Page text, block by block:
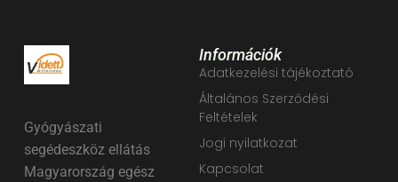
Gyógyászati
segédeszköz ellátás
Magyarország egész
Információk
Adatkezelési tájékoztató
Általános Szerződési
Feltételek
Jogi nyilatkozat
Kapcsolat